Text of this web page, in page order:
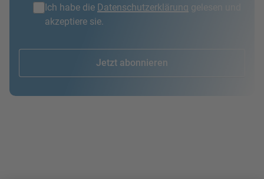
Ich habe die Datenschutzerklärung gelesen und
akzeptiere sie.
Jetzt abonnieren